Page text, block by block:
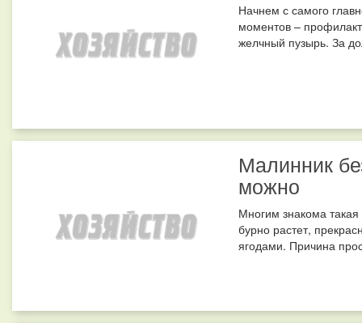
Начнем с самого
моментов –
желчный пузырь. За
Малинник
можно
Многим знакома
бурно растет,
ягодами. Причина